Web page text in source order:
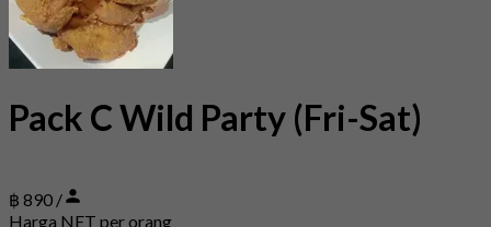
Pack C Wild Party (Fri-Sat)
฿ 890 /
Harga NET per orang